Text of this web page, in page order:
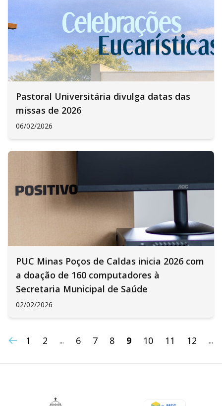
Pastoral Universitária divulga datas das
missas de 2026
06/02/2026
PUC Minas Poços de Caldas inicia 2026 com
a doação de 160 computadores à
Secretaria Municipal de Saúde
02/02/2026
1 2 ... 6 7 8 9 10 11 12 ...